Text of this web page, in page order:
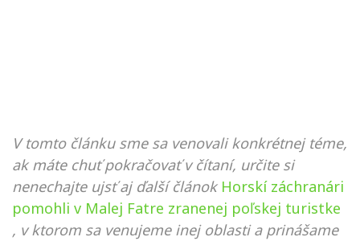
V tomto článku sme sa venovali konkrétnej téme,
ak máte chuť pokračovať v čítaní, určite si
nenechajte ujsť aj ďalší článok Horskí záchranári
pomohli v Malej Fatre zranenej poľskej turistke
, v ktorom sa venujeme inej oblasti a prinášame